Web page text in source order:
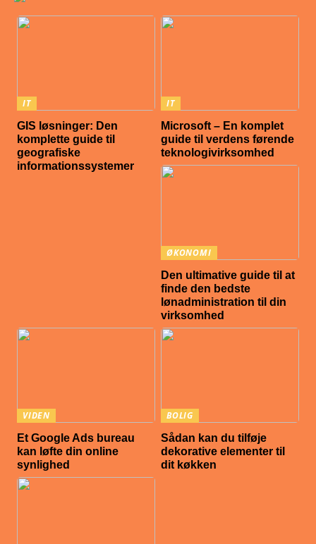
IT
GIS løsninger: Den
komplette guide til
geografiske
informationssystemer
IT
Microsoft – En komplet
guide til verdens førende
teknologivirksomhed
ØKONOMI
Den ultimative guide til at
finde den bedste
lønadministration til din
virksomhed
VIDEN
Et Google Ads bureau
kan løfte din online
synlighed
BOLIG
Sådan kan du tilføje
dekorative elementer til
dit køkken